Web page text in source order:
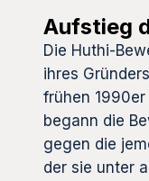
Aufstieg
Die Huthi-
ihres
frühen
begann die
gegen die
der sie unter